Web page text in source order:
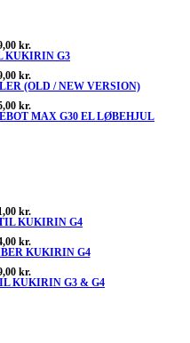
kr.
KUKIRIN G3
kr.
(OLD / NEW VERSION)
kr.
MAX G30 EL LØBEHJUL
kr.
KUKIRIN G4
kr.
KUKIRIN G4
kr.
KUKIRIN G3 & G4